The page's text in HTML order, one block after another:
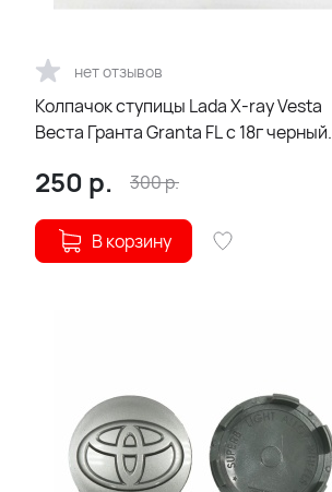
нет отзывов
Колпачок ступицы Lada X-ray Vesta
Веста Гранта Granta FL с 18г черный
250 р. 300р.
В корзину